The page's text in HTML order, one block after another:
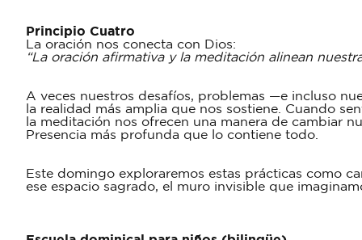
Principio Cuatro
La oración nos conecta con Dios:
“La oración afirmativa y la meditación alinean
A veces nuestros desafíos, problemas —e incluso
la realidad más amplia que nos sostiene. Cuando
la meditación nos ofrecen una manera de cambiar
Presencia más profunda que lo contiene todo.
Este domingo exploraremos estas prácticas como
ese espacio sagrado, el muro invisible que